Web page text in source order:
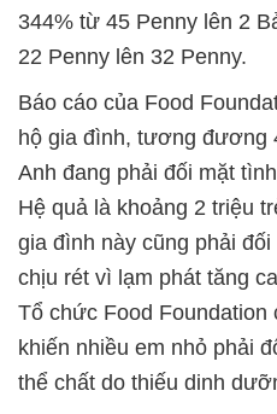
344% từ 45 Penny lên 2
22 Penny lên 32 Penny.
Báo cáo của Food
hộ gia đình, tương đương
Anh đang phải đối mặt
Hệ quả là khoảng 2 triệu
gia đình này cũng phải
chịu rét vì lạm phát tăng
Tổ chức Food Foundation
khiến nhiều em nhỏ phải
thể chất do thiếu dinh